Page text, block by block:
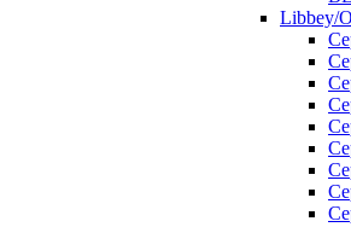
Libbey/